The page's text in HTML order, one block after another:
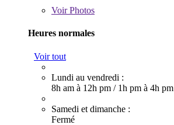
VoirPhotos
Heures normales
Voir tout
Lundi au vendredi :
8h am à 12h pm / 1h pm à 4h pm
Samedi et dimanche :
Fermé